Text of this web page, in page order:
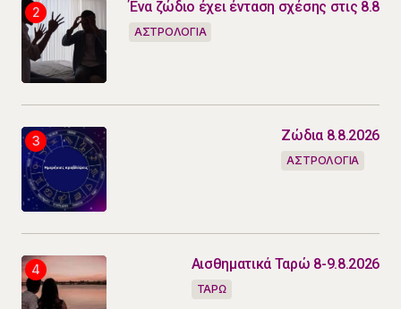
Ένα ζώδιο έχει ένταση σχέσης στις 8.8
ΑΣΤΡΟΛΟΓΙΑ
Ζώδια 8.8.2026
ΑΣΤΡΟΛΟΓΙΑ
Αισθηματικά Ταρώ 8-9.8.2026
ΤΑΡΩ